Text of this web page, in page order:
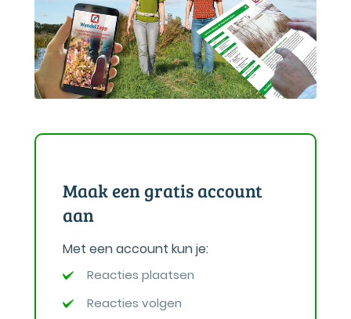
Maak een gratis account
aan
Met een account kun je:
Reacties plaatsen
Reacties volgen